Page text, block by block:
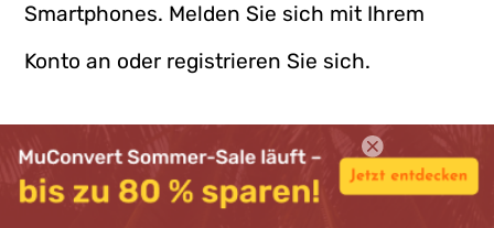
Smartphones. Melden Sie sich mit Ihrem
Konto an oder registrieren Sie sich.
„Amazon Music zu
MP3“.